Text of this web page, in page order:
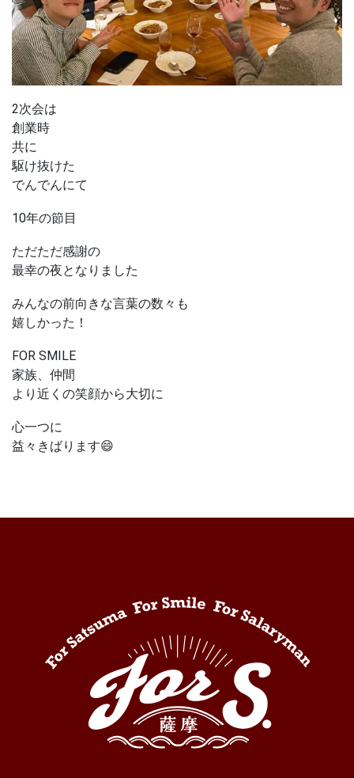
2次会は
創業時
共に
駆け抜けた
でんでんにて
10年の節目
ただただ感謝の
最幸の夜となりました
みんなの前向きな言葉の数々も
嬉しかった！
FOR SMILE
家族、仲間
より近くの笑顔から大切に
心一つに
益々きばります😄